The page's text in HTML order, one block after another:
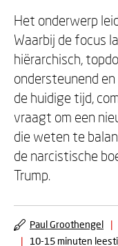
Het onderwerp
Waarbij de focus
hiërarchisch,
ondersteunend
de huidige tijd,
vraagt om een
die weten te
de narcistische
Trump.
Paul Groothengel |
|
10-15 minuten